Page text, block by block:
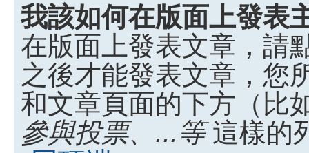
我該如何在版面上發表
在版面上發表文章，請
之後才能發表文章，您
和文章頁面的下方（比
參與投票、...等這樣的